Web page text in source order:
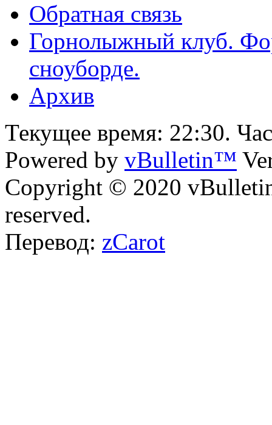
Обратная связь
Горнолыжный клуб.
сноуборде.
Архив
Текущее время: 22:30.
Powered by vBulletin™
Copyright © 2020
reserved.
Перевод: zCarot